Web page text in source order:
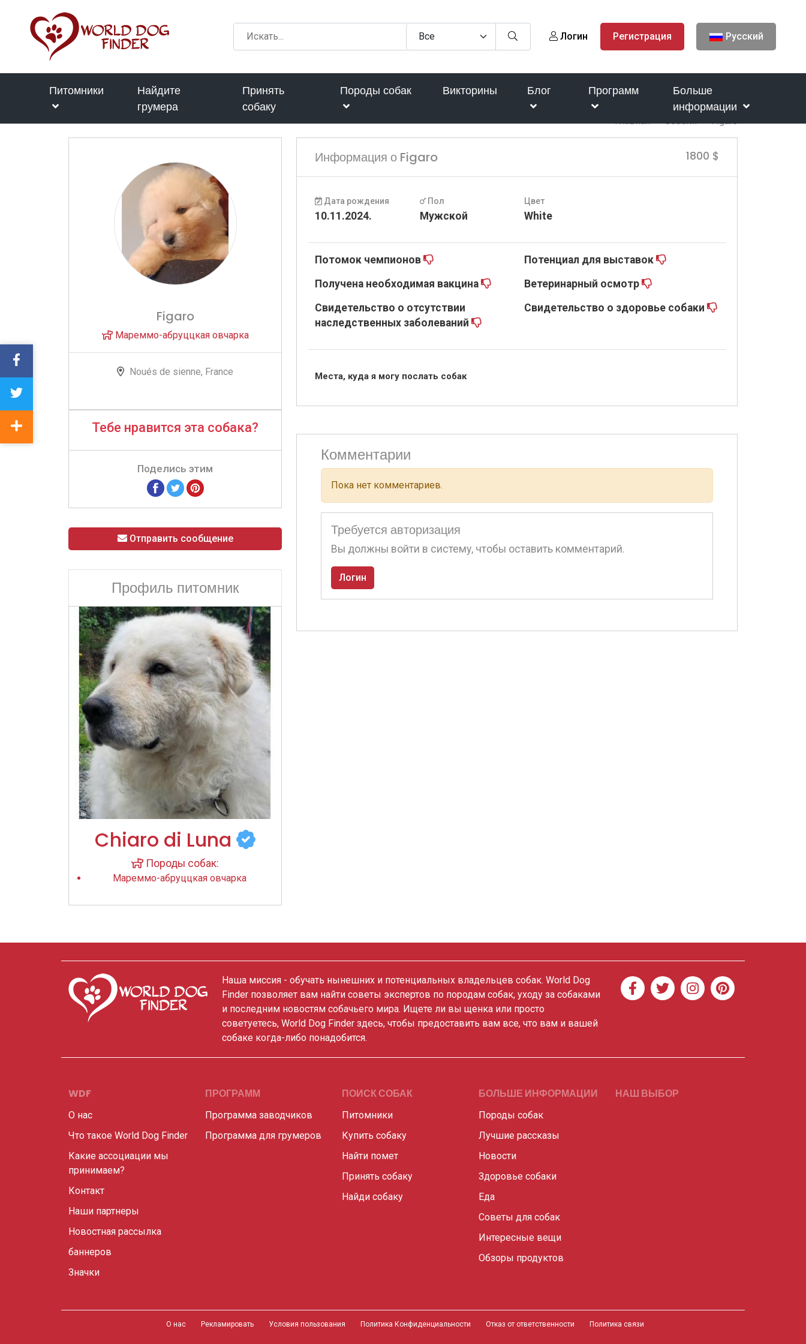
Логин Регистрация Русский
Питомники
Найдите
грумера
Принять
собаку
Породы собак Викторины Блог Программ
Больше
информации
Главная Собаки Figaro
Figaro
Мареммо-абруццкая овчарка
Noués de sienne, France
Тебе нравится эта собака?
Поделись этим
Отправить сообщение
Профиль питомник
Chiaro di Luna
Породы собак:
Мареммо-абруццкая овчарка
Информация о Figaro 1800 $
Дата рождения
10.11.2024.
Пол
Мужской
Цвет
White
Потомок чемпионов
Потенциал для выставок
Получена необходимая вакцина
Ветеринарный осмотр
Свидетельство о отсутствии
наследственных заболеваний
Свидетельство о здоровье собаки
Места, куда я могу послать собак
Комментарии
Пока нет комментариев.
Требуется авторизация
Вы должны войти в систему, чтобы оставить комментарий.
Логин
Наша миссия - обучать нынешних и потенциальных владельцев собак. World Dog
Finder позволяет вам найти советы экспертов по породам собак, уходу за собаками
и последним новостям собачьего мира. Ищете ли вы щенка или просто
советуетесь, World Dog Finder здесь, чтобы предоставить вам все, что вам и вашей
собаке когда-либо понадобится.
WDF
О нас
Что такое World Dog Finder
Какие ассоциации мы
принимаем?
Контакт
Наши партнеры
Новостная рассылка
баннеров
Значки
ПРОГРАММ
Программа заводчиков
Программа для грумеров
ПОИСК СОБАК
Питомники
Купить собаку
Найти помет
Принять собаку
Найди собаку
БОЛЬШЕ ИНФОРМАЦИИ
Породы собак
Лучшие рассказы
Новости
Здоровье собаки
Еда
Советы для собак
Интересные вещи
Обзоры продуктов
НАШ ВЫБОР
О нас Рекламировать Условия пользования Политика Конфиденциальности Отказ от ответственности Политика связи